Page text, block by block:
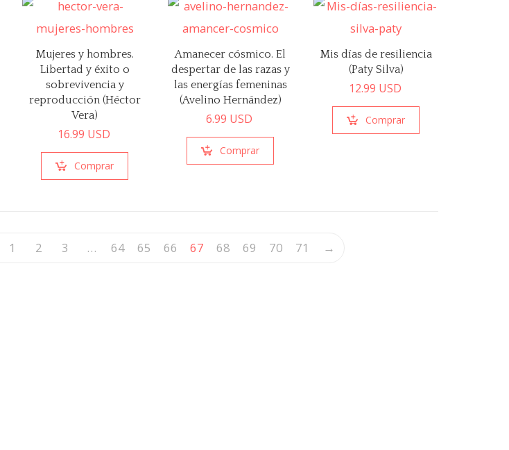
Mujeres y hombres.
Libertad y éxito o
sobrevivencia y
reproducción (Héctor
Vera)
16.99 USD
Comprar
Amanecer cósmico. El
despertar de las razas y
las energías femeninas
(Avelino Hernández)
6.99 USD
Comprar
Mis días de resiliencia
(Paty Silva)
12.99 USD
Comprar
1 2 3 … 64 65 66 67 68 69 70 71 →